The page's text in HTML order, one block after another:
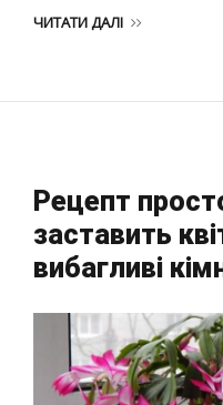
ЧИТАТИ ДАЛІ
Рецепт
заставить
вибагливі